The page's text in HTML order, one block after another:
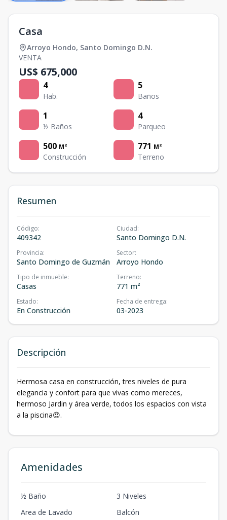
Casa
Arroyo Hondo, Santo Domingo D.N.
VENTA
US$ 675,000
4
Hab.
5
Baños
1
½ Baños
4
Parqueo
500 M²
Construcción
771 M²
Terreno
Resumen
Código:
409342
Ciudad:
Santo Domingo D.N.
Provincia:
Santo Domingo de Guzmán
Sector:
Arroyo Hondo
Tipo de inmueble:
Casas
Terreno:
771 m²
Estado:
En Construcción
Fecha de entrega:
03-2023
Descripción
Hermosa casa en construcción, tres niveles de pura
elegancia y confort para que vivas como mereces,
hermoso Jardin y área verde, todos los espacios con vista
a la piscina😍.
Amenidades
½ Baño
3 Niveles
Area de Lavado
Balcón